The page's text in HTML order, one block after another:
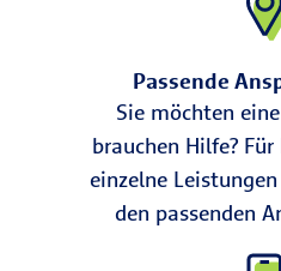
Passende
Sie möchten
brauchen Hilfe?
einzelne
den passenden